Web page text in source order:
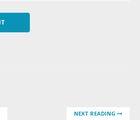
NEXT READING